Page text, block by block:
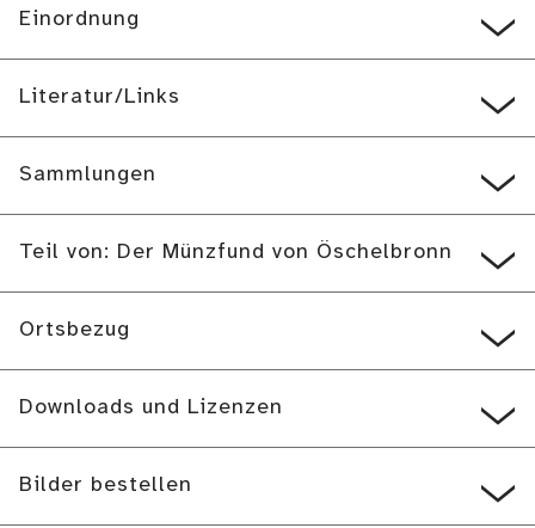
Einordnung
Literatur/Links
Sammlungen
Teil von: Der Münzfund von Öschelbronn
Ortsbezug
Downloads und Lizenzen
Bilder bestellen